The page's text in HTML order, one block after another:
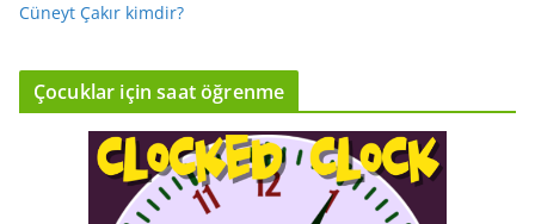
Cüneyt Çakır kimdir?
Çocuklar için saat öğrenme